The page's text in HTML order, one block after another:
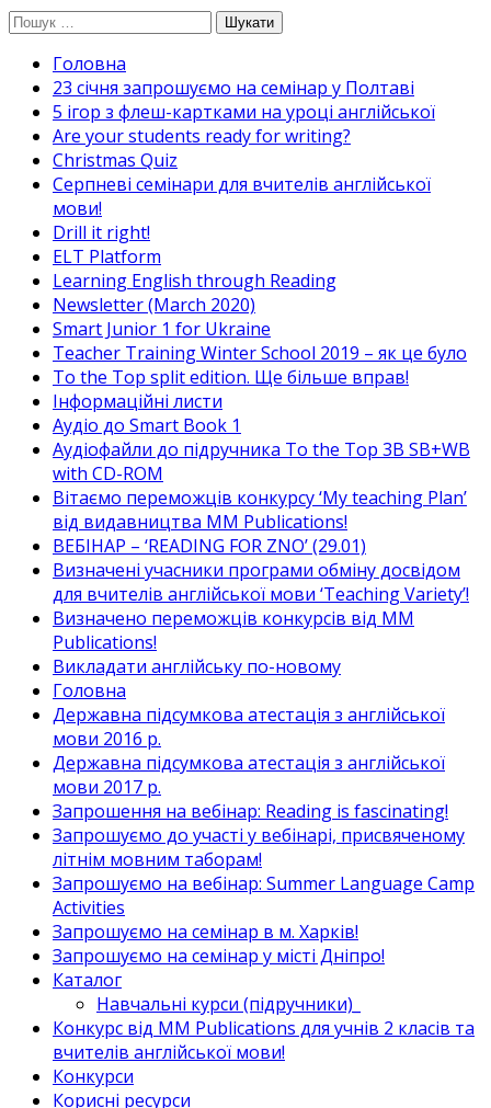
Перейти
вмісту
Пошук:
Головна
23 січня запрошуємо на семінар у Полтаві
5 ігор з флеш-картками на уроці англійської
Are your students ready for writing?
Christmas Quiz
Cерпневі семінари для вчителів англійської
мови!
Drill it right!
ELT Platform
Learning English through Reading
Newsletter (March 2020)
Smart Junior 1 for Ukraine
Teacher Training Winter School 2019 – як це було
To the Top split edition. Ще більше вправ!
Інформаційні листи
Аудіо до Smart Book 1
Аудіофайли до підручника To the Top 3B SB+WB
with CD-ROM
Вітаємо переможців конкурсу ‘My teaching Plan’
від видавництва MM Publications!
ВЕБІНАР – ‘READING FOR ZNO’ (29.01)
Визначені учасники програми обміну досвідом
для вчителів англійської мови ‘Teaching Variety’!
Визначено переможців конкурсів від MM
Publications!
Викладати англійську по-новому
Головна
Державна підсумкова атестація з англійської
мови 2016 р.
Державна підсумкова атестація з англійської
мови 2017 р.
Запрошення на вебінар: Reading is fascinating!
Запрошуємо до участі у вебінарі, присвяченому
літнім мовним таборам!
Запрошуємо на вебінар: Summer Language Camp
Activities
Запрошуємо на семінар в м. Харків!
Запрошуємо на семінар у місті Дніпро!
Каталог
Навчальні курси (підручники)_
Конкурс від MM Publications для учнів 2 класів та
вчителів англійської мови!
Конкурси
Корисні ресурси